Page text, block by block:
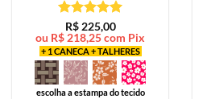
Avaliação5
de 5
R$225,00
ou R$ 218,25com Pix
+ 1 CANECA + TALHERES
escolha a estampa do tecido